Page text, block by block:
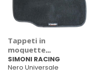
Tappeti in
moquette
universale Solo -
SIMONI RACING
SIMONI RACING
Nero Universale